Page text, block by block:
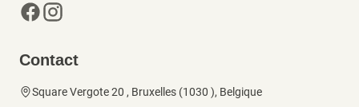
Contact
Square Vergote 20 , Bruxelles (1030 ), Belgique